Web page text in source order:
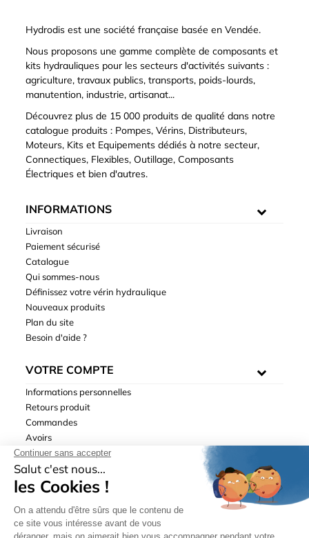
Hydrodis est une société française basée en Vendée.
Nous proposons une gamme complète de composants et
kits hydrauliques pour les secteurs d'activités suivants :
agriculture, travaux publics, transports, poids-lourds,
manutention, industrie, artisanat...
Découvrez plus de 15 000 produits de qualité dans notre
catalogue produits : Pompes, Vérins, Distributeurs,
Moteurs, Kits et Equipements dédiés à notre secteur,
Connectiques, Flexibles, Outillage, Composants
Électriques et bien d'autres.
INFORMATIONS
Livraison
Paiement sécurisé
Catalogue
Qui sommes-nous
Définissez votre vérin hydraulique
Nouveaux produits
Plan du site
Besoin d'aide ?
VOTRE COMPTE
Informations personnelles
Retours produit
Commandes
Avoirs
Adresses
Bons de réduction